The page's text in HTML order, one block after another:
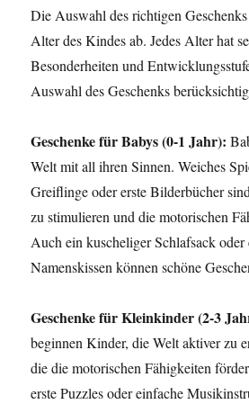
Die Auswahl des richtigen
Alter des Kindes ab. Jedes Alter hat
Besonderheiten und
Auswahl des Geschenks
Geschenke für Babys (0-1 Jahr):
Welt mit all ihren Sinnen. Weiches
Greiflinge oder erste Bilderbücher
zu stimulieren und die motorischen
Auch ein kuscheliger Schlafsack oder
Namenskissen können schöne
Geschenke für Kleinkinder (2-3
beginnen Kinder, die Welt aktiver zu
die die motorischen Fähigkeiten
erste Puzzles oder einfache